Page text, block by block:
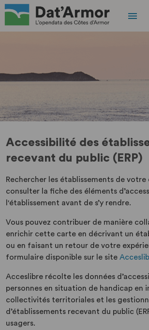
Accessibilité des
recevant du public (ERP)
Rechercher les établissements de
consulter la fiche des éléments
l'établissement avant de s’y rendre.
Vous pouvez contribuer de manière
enrichir cette carte en décrivant un
ou en faisant un retour de votre
formulaire disponible sur le site
Acceslibre récolte les données
personnes en situation de handicap en
collectivités territoriales et les
d’établissements recevant du public
usagers.